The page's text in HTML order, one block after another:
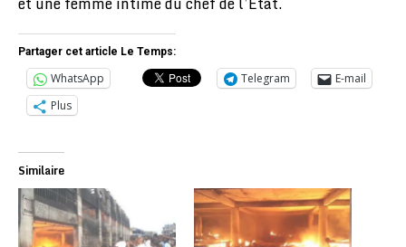
Partager cet article Le Temps:
WhatsApp Telegram
E-mail
Plus
Similaire